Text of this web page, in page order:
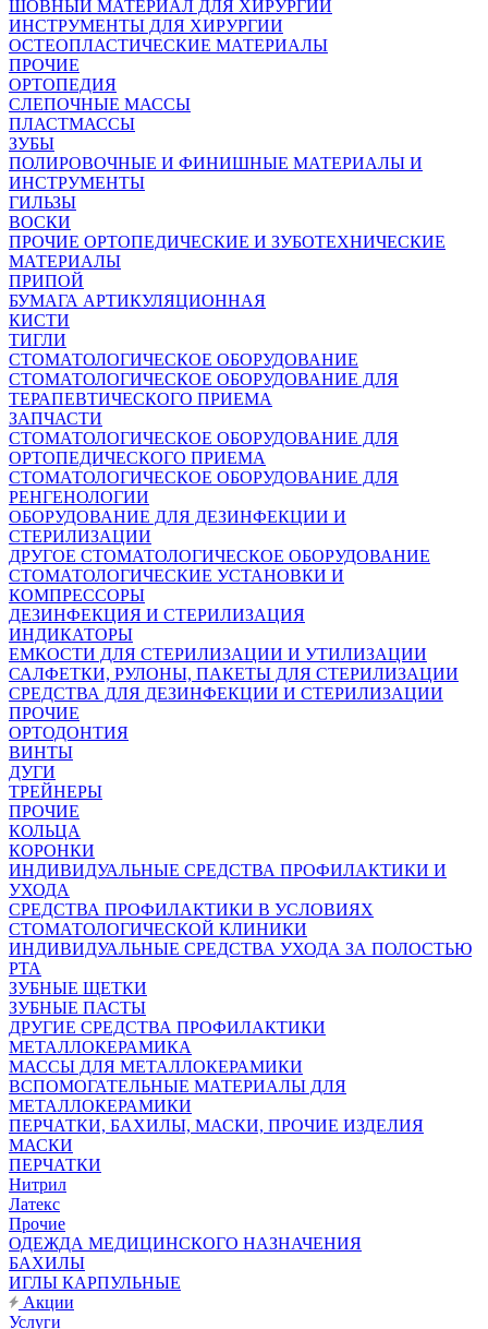
ШОВНЫЙ МАТЕРИАЛ ДЛЯ ХИРУРГИИ
ИНСТРУМЕНТЫ ДЛЯ ХИРУРГИИ
ОСТЕОПЛАСТИЧЕСКИЕ МАТЕРИАЛЫ
ПРОЧИЕ
ОРТОПЕДИЯ
СЛЕПОЧНЫЕ МАССЫ
ПЛАСТМАССЫ
ЗУБЫ
ПОЛИРОВОЧНЫЕ И ФИНИШНЫЕ МАТЕРИАЛЫ И
ИНСТРУМЕНТЫ
ГИЛЬЗЫ
ВОСКИ
ПРОЧИЕ ОРТОПЕДИЧЕСКИЕ И ЗУБОТЕХНИЧЕСКИЕ
МАТЕРИАЛЫ
ПРИПОЙ
БУМАГА АРТИКУЛЯЦИОННАЯ
КИСТИ
ТИГЛИ
СТОМАТОЛОГИЧЕСКОЕ ОБОРУДОВАНИЕ
СТОМАТОЛОГИЧЕСКОЕ ОБОРУДОВАНИЕ ДЛЯ
ТЕРАПЕВТИЧЕСКОГО ПРИЕМА
ЗАПЧАСТИ
СТОМАТОЛОГИЧЕСКОЕ ОБОРУДОВАНИЕ ДЛЯ
ОРТОПЕДИЧЕСКОГО ПРИЕМА
СТОМАТОЛОГИЧЕСКОЕ ОБОРУДОВАНИЕ ДЛЯ
РЕНГЕНОЛОГИИ
ОБОРУДОВАНИЕ ДЛЯ ДЕЗИНФЕКЦИИ И
СТЕРИЛИЗАЦИИ
ДРУГОЕ СТОМАТОЛОГИЧЕСКОЕ ОБОРУДОВАНИЕ
СТОМАТОЛОГИЧЕСКИЕ УСТАНОВКИ И
КОМПРЕССОРЫ
ДЕЗИНФЕКЦИЯ И СТЕРИЛИЗАЦИЯ
ИНДИКАТОРЫ
ЕМКОСТИ ДЛЯ СТЕРИЛИЗАЦИИ И УТИЛИЗАЦИИ
САЛФЕТКИ, РУЛОНЫ, ПАКЕТЫ ДЛЯ СТЕРИЛИЗАЦИИ
СРЕДСТВА ДЛЯ ДЕЗИНФЕКЦИИ И СТЕРИЛИЗАЦИИ
ПРОЧИЕ
ОРТОДОНТИЯ
ВИНТЫ
ДУГИ
ТРЕЙНЕРЫ
ПРОЧИЕ
КОЛЬЦА
КОРОНКИ
ИНДИВИДУАЛЬНЫЕ СРЕДСТВА ПРОФИЛАКТИКИ И
УХОДА
СРЕДСТВА ПРОФИЛАКТИКИ В УСЛОВИЯХ
СТОМАТОЛОГИЧЕСКОЙ КЛИНИКИ
ИНДИВИДУАЛЬНЫЕ СРЕДСТВА УХОДА ЗА ПОЛОСТЬЮ
РТА
ЗУБНЫЕ ЩЕТКИ
ЗУБНЫЕ ПАСТЫ
ДРУГИЕ СРЕДСТВА ПРОФИЛАКТИКИ
МЕТАЛЛОКЕРАМИКА
МАССЫ ДЛЯ МЕТАЛЛОКЕРАМИКИ
ВСПОМОГАТЕЛЬНЫЕ МАТЕРИАЛЫ ДЛЯ
МЕТАЛЛОКЕРАМИКИ
ПЕРЧАТКИ, БАХИЛЫ, МАСКИ, ПРОЧИЕ ИЗДЕЛИЯ
МАСКИ
ПЕРЧАТКИ
Нитрил
Латекс
Прочие
ОДЕЖДА МЕДИЦИНСКОГО НАЗНАЧЕНИЯ
БАХИЛЫ
ИГЛЫ КАРПУЛЬНЫЕ
Акции
Услуги